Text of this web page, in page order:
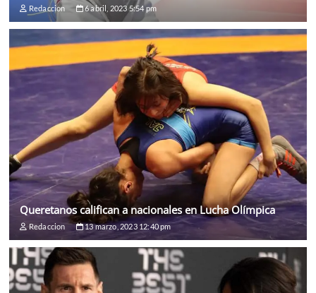
Redaccion 6 abril, 2023 5:54 pm
Queretanos califican a nacionales en Lucha Olímpica
Redaccion 13 marzo, 2023 12:40 pm